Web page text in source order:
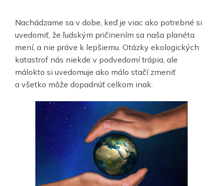
Nachádzame sa v dobe, keď je viac ako potrebné si
uvedomiť, že ľudským pričinením sa naša planéta
mení, a nie práve k lepšiemu. Otázky ekologických
katastrof nás niekde v podvedomí trápia, ale
málokto si uvedomuje ako málo stačí zmeniť
a všetko môže dopadnúť celkom inak.